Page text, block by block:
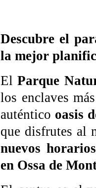
Descubre el
la mejor
ElParque
los enclaves
auténtico oasis
que disfrutes al
nuevos
en Ossa de